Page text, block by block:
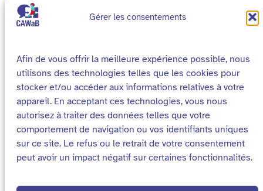
Gérer les consentements
Afin de vous offrir la meilleure expérience possible, nous
utilisons des technologies telles que les cookies pour
stocker et/ou accéder aux informations relatives à votre
appareil. En acceptant ces technologies, vous nous
autorisez à traiter des données telles que votre
comportement de navigation ou vos identifiants uniques
sur ce site. Le refus ou le retrait de votre consentement
peut avoir un impact négatif sur certaines fonctionnalités.
CookiesMentions légales
Declaration d’accessibilitéPlan du site